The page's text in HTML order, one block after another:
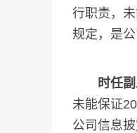
行职责，
规定，是
时任
未能保证
公司信息